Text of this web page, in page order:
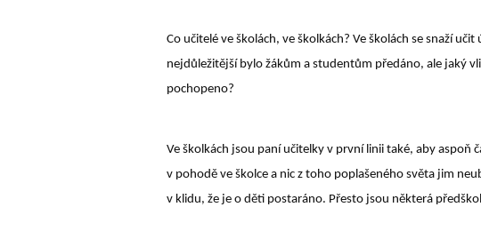
Co učitelé ve školách, ve školkách? Ve školách se snaží
nejdůležitější bylo žákům a studentům předáno, ale jaký
pochopeno?
Ve školkách jsou paní učitelky v první linii také, aby
v pohodě ve školce a nic z toho poplašeného světa jim
v klidu, že je o děti postaráno. Přesto jsou některá